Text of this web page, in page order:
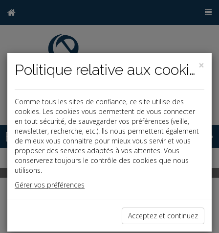
Base documentaire
Mentions légales
SEJNERA EYSSAUTIER EXPERTISES
×
Politique relative aux cookies
Comme tous les sites de confiance, ce site utilise des
cookies. Les cookies vous permettent de vous connecter
en tout sécurité, de sauvegarder vos préférences (veille,
newsletter, recherche, etc.). Ils nous permettent également
de mieux vous connaitre pour mieux vous servir et vous
proposer des services adaptés à vos attentes. Vous
conserverez toujours le contrôle des cookies que nous
utilisons.
Gérer vos préférences
Acceptez et continuez